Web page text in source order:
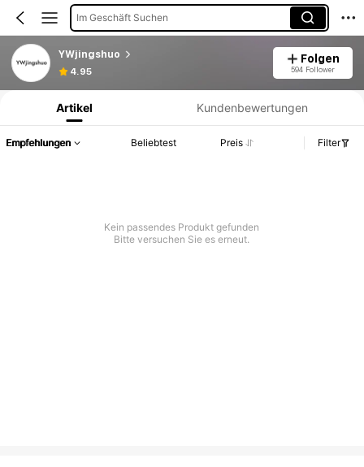
Im Geschäft Suchen
YWjingshuo
4.95
Folgen
594 Follower
Produktinformation: Preisangabe, Verkaufs- und Lagerbestandsdetails.
Artikel Kundenbewertungen
Empfehlungen Beliebtest Preis Filter
Kein passendes Produkt gefunden
Bitte versuchen Sie es erneut.